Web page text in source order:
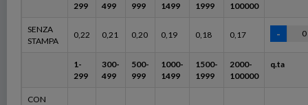
299
499
999
1499
1999
100000
SENZA
STAMPA
0,22 0,21 0,20 0,19 0,18 0,17
1-
299
300-
499
500-
999
1000-
1499
1500-
1999
2000-
100000
q.ta
CON